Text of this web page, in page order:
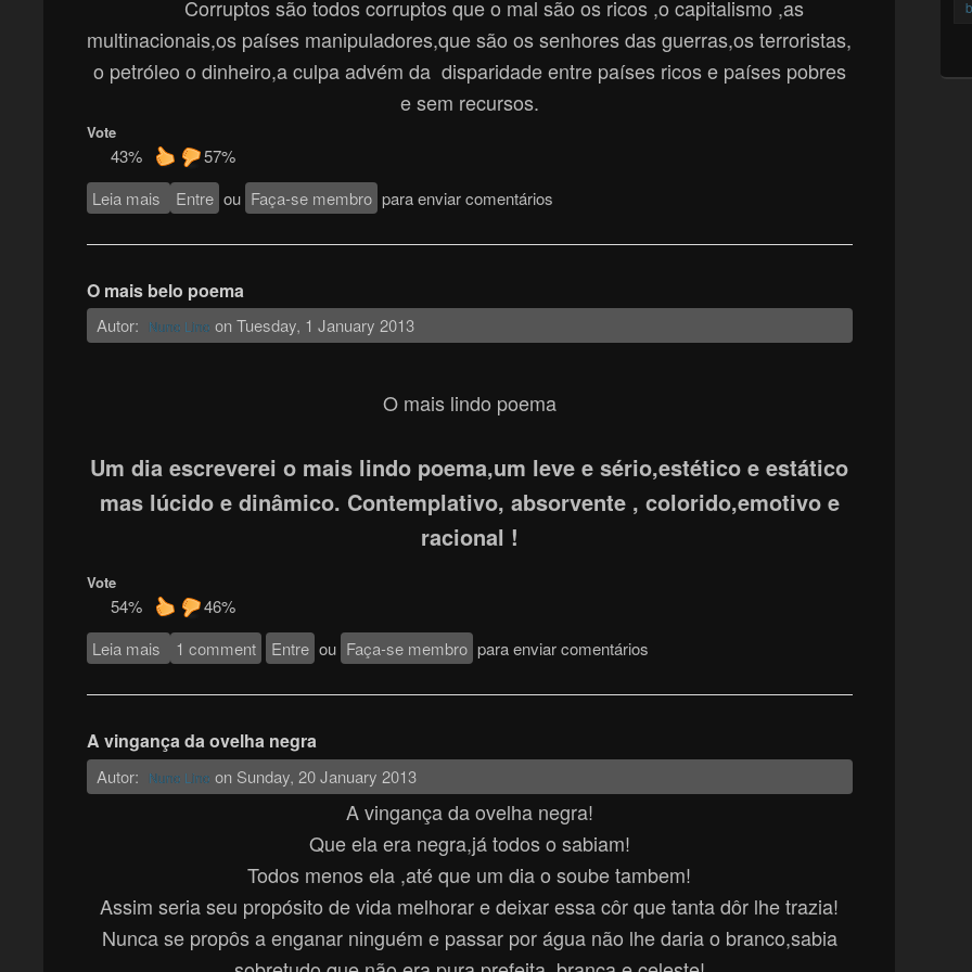
Corruptos são todos corruptos que o mal são os ricos ,o capitalismo ,as
multinacionais,os países manipuladores,que são os senhores das guerras,os terroristas,
o petróleo o dinheiro,a culpa advém da disparidade entre países ricos e países pobres
e sem recursos.
Vote
43%
57%
Leia mais sobre O problema sou eu
Entre ou Faça-se membro para enviar comentários
O mais belo poema
Autor: Nuno Lino on Tuesday, 1 January 2013
O mais lindo poema
Um dia escreverei o mais lindo poema,um leve e sério,estético e estático
mas lúcido e dinâmico. Contemplativo, absorvente , colorido,emotivo e
racional !
Vote
54%
46%
Leia mais sobre O mais belo poema
1 comment Entre ou Faça-se membro para enviar comentários
A vingança da ovelha negra
Autor: Nuno Lino on Sunday, 20 January 2013
A vingança da ovelha negra!
Que ela era negra,já todos o sabiam!
Todos menos ela ,até que um dia o soube tambem!
Assim seria seu propósito de vida melhorar e deixar essa côr que tanta dôr lhe trazia!
Nunca se propôs a enganar ninguém e passar por água não lhe daria o branco,sabia